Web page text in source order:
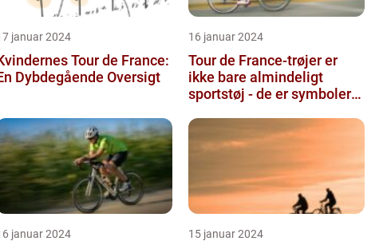
januar 2024
Tour de France:
Dybdegående Oversigt
16 januar 2024
Tour de France-trøjer er
ikke bare almindeligt
sportstøj - de er symboler
udholden...
januar 2024 15 januar 2024